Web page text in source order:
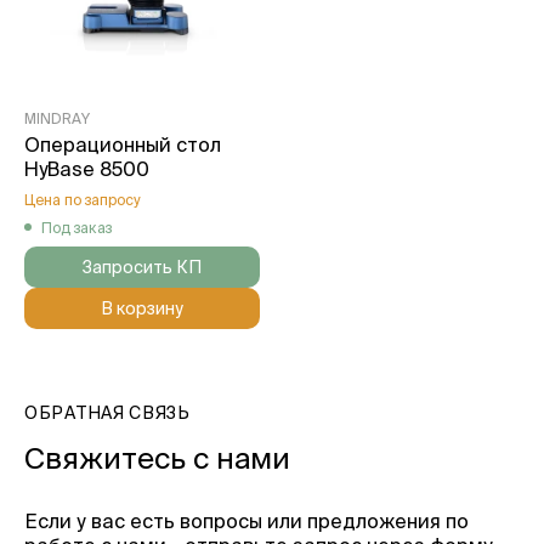
MINDRAY
Операционный стол
HyBase 8500
Цена по запросу
Под заказ
Запросить КП
В корзину
ОБРАТНАЯ СВЯЗЬ
Свяжитесь с нами
Если у вас есть вопросы или предложения по